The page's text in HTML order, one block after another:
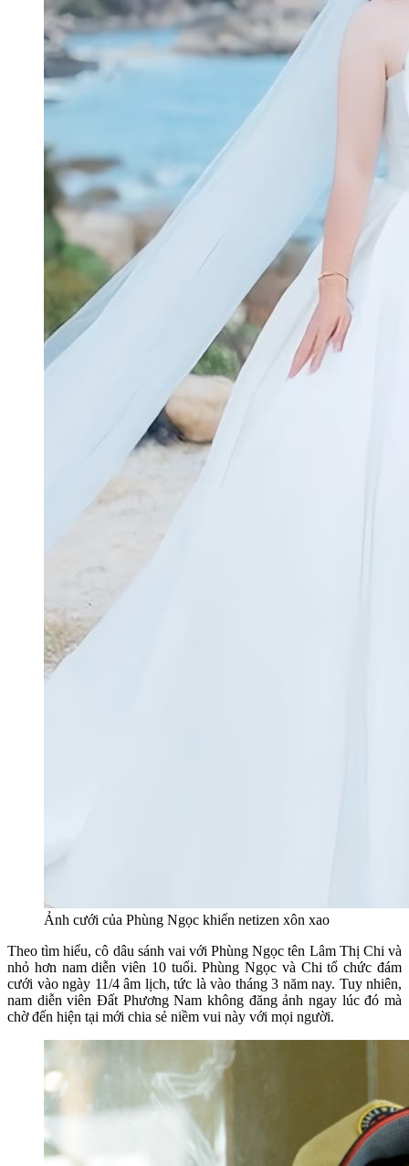
Ảnh cưới của Phùng Ngọc khiến netizen xôn xao
Theo tìm hiểu, cô dâu sánh vai với Phùng Ngọc tên Lâm Thị Chi và
nhỏ hơn nam diễn viên 10 tuổi. Phùng Ngọc và Chi tổ chức đám
cưới vào ngày 11/4 âm lịch, tức là vào tháng 3 năm nay. Tuy nhiên,
nam diễn viên Đất Phương Nam không đăng ảnh ngay lúc đó mà
chờ đến hiện tại mới chia sẻ niềm vui này với mọi người.